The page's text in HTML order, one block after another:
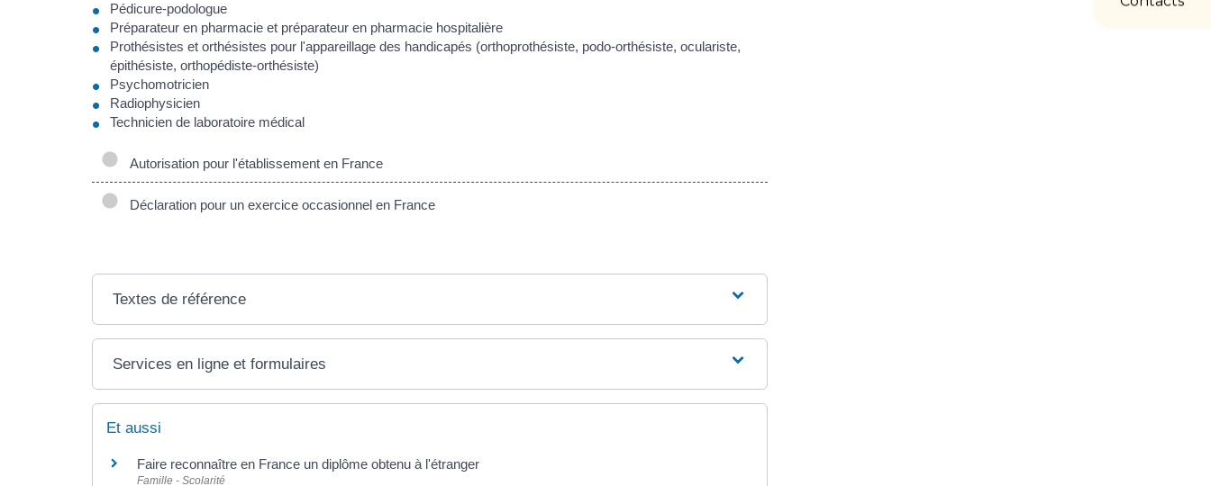
Pédicure-podologue
Préparateur en pharmacie et préparateur en pharmacie hospitalière
Prothésistes et orthésistes pour l'appareillage des handicapés (orthoprothésiste, podo-orthésiste, oculariste,
épithésiste, orthopédiste-orthésiste)
Psychomotricien
Radiophysicien
Technicien de laboratoire médical
Autorisation pour l'établissement en France
Déclaration pour un exercice occasionnel en France
Textes de référence
Services en ligne et formulaires
Et aussi
Faire reconnaître en France un diplôme obtenu à l'étranger
Famille - Scolarité